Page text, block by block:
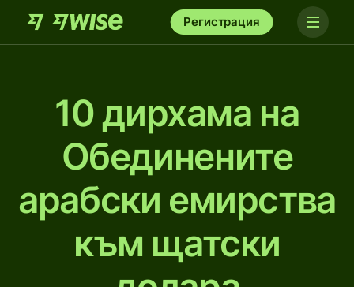
Регистрация
10 дирхамa на
Обединените
арабски емирства
към щатски